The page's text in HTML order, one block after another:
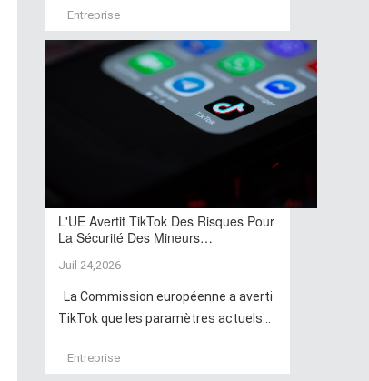
Entreprise
L'UE Avertit TikTok Des Risques Pour
La Sécurité Des Mineurs…
Juil 24,2026
La Commission européenne a averti
TikTok que les paramètres actuels...
Entreprise